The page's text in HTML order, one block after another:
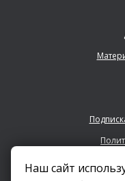
+7
Наш сайт